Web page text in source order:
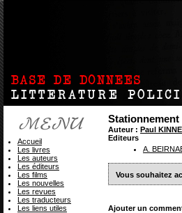
Auteur : Paul
Editeurs
A.
Vous souhaitez
Ajouter un
Accueil
Les livres
Les auteurs
Les éditeurs
Les films
Les nouvelles
Les revues
Les traducteurs
Les liens utiles